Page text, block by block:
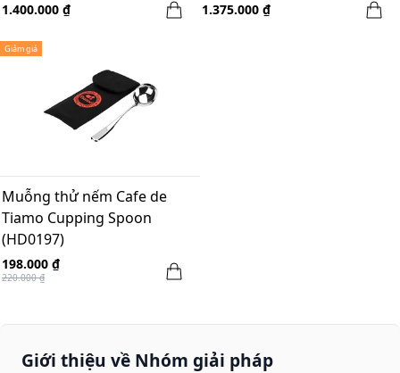
1.400.000 ₫ 1.375.000 ₫
Giảm giá
Muỗng thử nếm Cafe de
Tiamo Cupping Spoon
(HD0197)
198.000 ₫
220.000 ₫
Giới thiệu về Nhóm giải pháp